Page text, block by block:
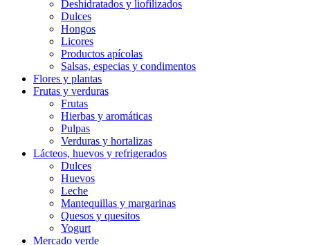
Deshidratados y liofilizados
Dulces
Hongos
Licores
Productos apícolas
Salsas, especias y condimentos
Flores y plantas
Frutas y verduras
Frutas
Hierbas y aromáticas
Pulpas
Verduras y hortalizas
Lácteos, huevos y refrigerados
Dulces
Huevos
Leche
Mantequillas y margarinas
Quesos y quesitos
Yogurt
Mercado verde